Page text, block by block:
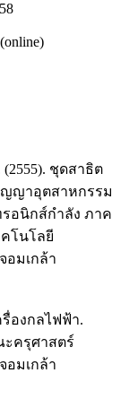
242 858
ชุดสาธิต
ญญาอุตสาหกรรม
อนิกส์กำลัง ภาค
โนโลยี
อมเกล้า
องกลไฟฟ้า.
ะครุศาสตร์
อมเกล้า